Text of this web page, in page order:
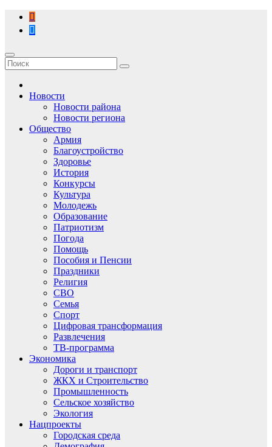
Перейти
содержимому
Новости
Новости района
Новости региона
Общество
Армия
Благоустройство
Здоровье
История
Конкурсы
Культура
Молодежь
Образование
Патриотизм
Погода
Помощь
Пособия и Пенсии
Праздники
Религия
СВО
Семья
Спорт
Цифровая трансформация
Развлечения
ТВ-программа
Экономика
Дороги и транспорт
ЖКХ и Строительство
Промышленность
Сельское хозяйство
Экология
Нацпроекты
Городская среда